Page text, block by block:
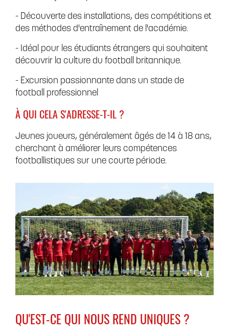
- Découverte des installations, des compétitions et
des méthodes d'entraînement de l'académie.
- Idéal pour les étudiants étrangers qui souhaitent
découvrir la culture du football britannique.
- Excursion passionnante dans un stade de
football professionnel
À QUI CELA S'ADRESSE-T-IL ?
Jeunes joueurs, généralement âgés de 14 à 18 ans,
cherchant à améliorer leurs compétences
footballistiques sur une courte période.
QU'EST-CE QUI NOUS REND UNIQUES ?